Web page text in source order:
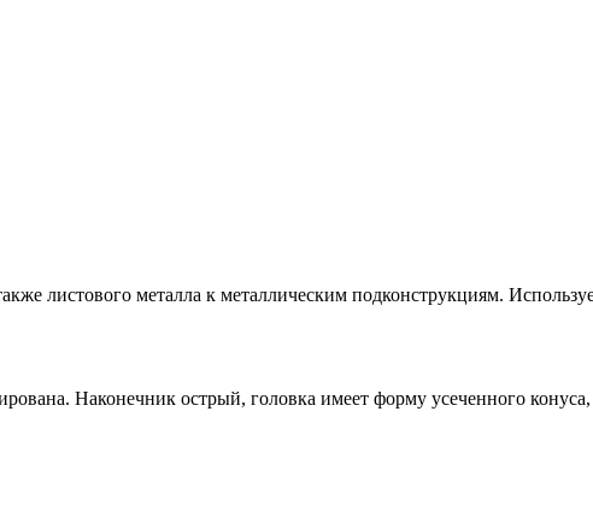
листового металла к металлическим подконструкциям.
Наконечник острый, головка имеет форму усеченного